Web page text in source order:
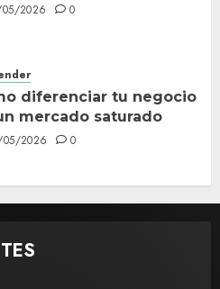
2026 0
diferenciar tu negocio
mercado saturado
2026 0